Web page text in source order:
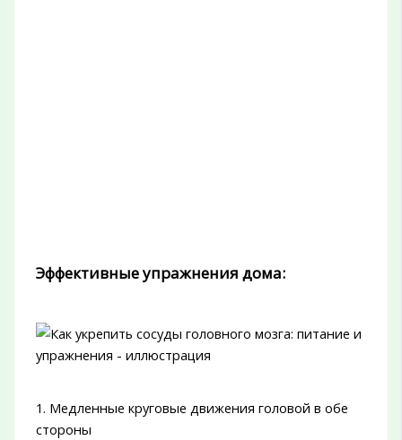
Эффективные упражнения дома:
1. Медленные круговые движения головой в обе
стороны